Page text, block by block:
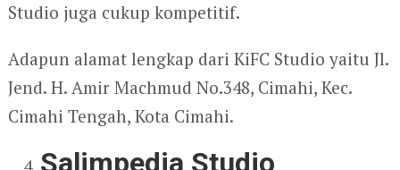
Studio juga cukup kompetitif.
Adapun alamat lengkap dari KiFC Studio yaitu Jl.
Jend. H. Amir Machmud No.348, Cimahi, Kec.
Cimahi Tengah, Kota Cimahi.